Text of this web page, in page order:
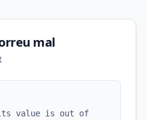
mal
value is out of